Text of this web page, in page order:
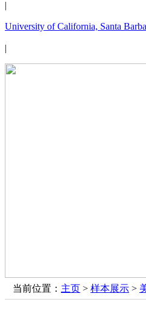
|
University of California, Santa
|
当前位置： 主页 > 样本展示 >